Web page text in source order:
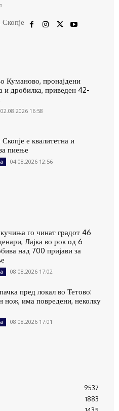
Куманово, пронајдени
и дробилка, приведен 42-
02.08.2026 16:58
е квалитетна и
пиење
04.08.2026 12:56
го чинат градот 46
Лајка во рок од 6
над 700 пријави за
08.08.2026 17:02
пред локал во Тетово:
нож, има повредени, неколку
08.08.2026 17:01
9537
1883